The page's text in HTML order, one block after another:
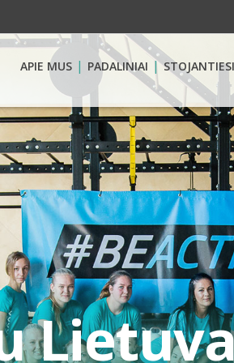
APIE MUS PADALINIAI